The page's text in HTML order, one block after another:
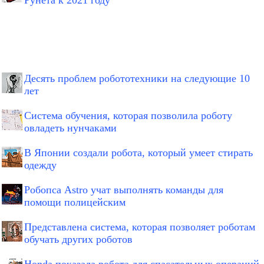
Десять проблем робототехники на следующие 10
лет
Система обучения, которая позволила роботу
овладеть нунчаками
В Японии создали робота, который умеет стирать
одежду
Робопса Astro учат выполнять команды для
помощи полицейским
Представлена система, которая позволяет роботам
обучать других роботов